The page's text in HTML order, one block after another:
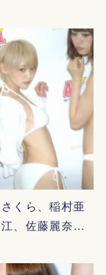
くら、稲村亜
、佐藤麗奈…